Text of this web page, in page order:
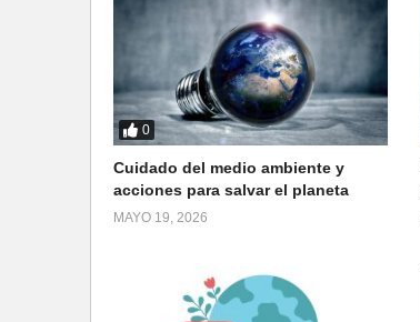
0
Cuidado del medio ambiente y
acciones para salvar el planeta
MAYO 19, 2026